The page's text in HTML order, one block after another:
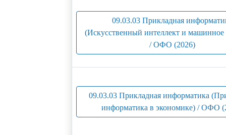
09.03.03 Прикладная
(Искусственный интеллект и машинное
/ ОФО (2026)
09.03.03 Прикладная информатика
информатика в экономике) / ОФО